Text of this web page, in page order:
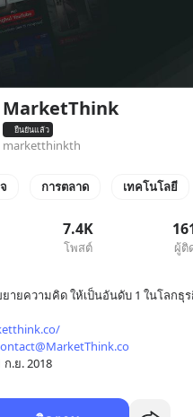
MarketThink
ยืนยันแล้ว
marketthinkth
การตลาด เทคโนโลยี
7.4K
โพสต์ ผู้ติ
ายความคิด ให้เป็นอันดับ 1 ในโลกธุ
ก.ย. 2018